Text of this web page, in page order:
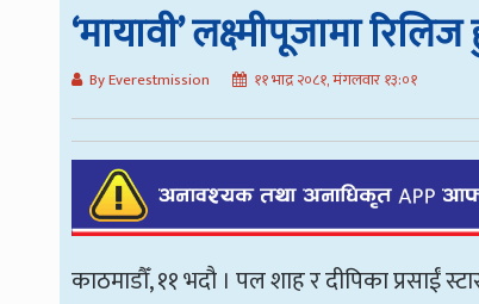
‘मायावी’ लक्ष्मीपूजामा
By Everestmission ११ भाद्र २०८१, मंगलवार १३:०१
काठमाडौँ, ११ भदौ । पल शाह र दीपिका प्रसाईं